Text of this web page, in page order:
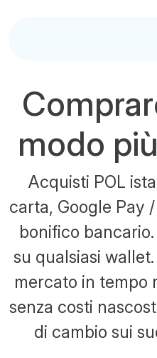
modo
Acquisti POL
carta, Google Pay
bonifico
su qualsiasi
mercato in tempo
senza costi
di cambio sui